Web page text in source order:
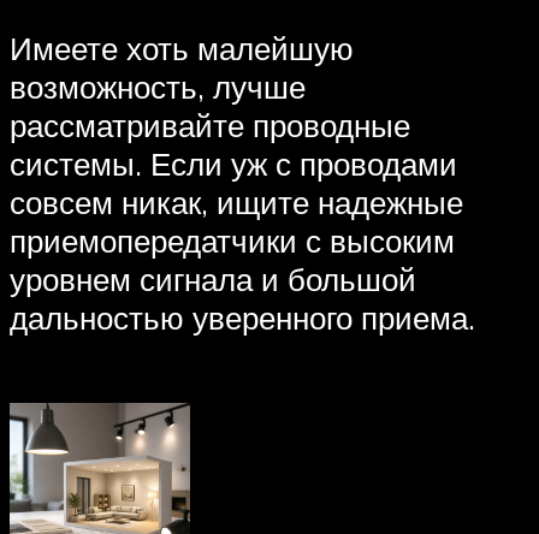
Имеете хоть малейшую
возможность, лучше
рассматривайте проводные
системы. Если уж с проводами
совсем никак, ищите надежные
приемопередатчики с высоким
уровнем сигнала и большой
дальностью уверенного приема.